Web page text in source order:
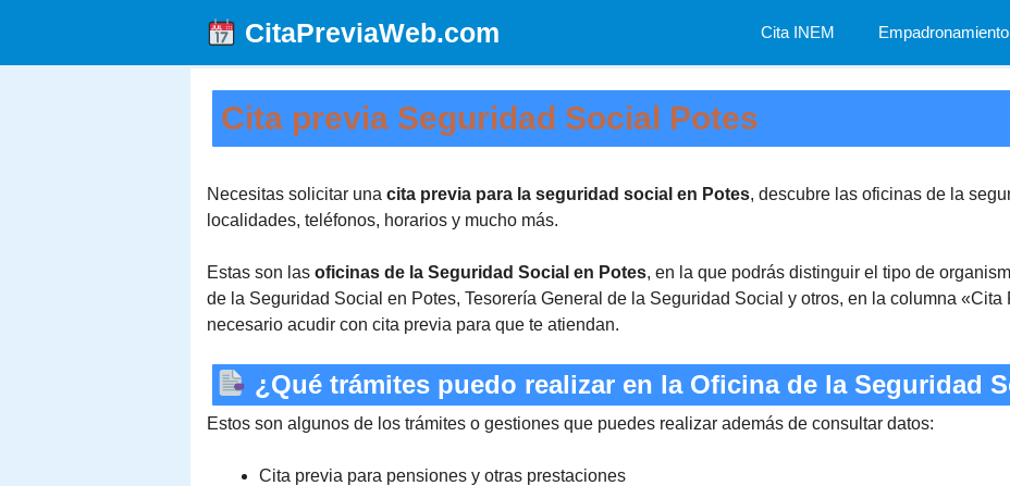
contenido
CitaPreviaWeb.com Cita INEM Empadronamiento
Cita previa Seguridad Social Potes
Necesitas solicitar una cita previa para la seguridad social en Potes, descubre las oficinas de la
localidades, teléfonos, horarios y mucho más.
Estas son las oficinas de la Seguridad Social en Potes, en la que podrás distinguir el tipo de
de la Seguridad Social en Potes, Tesorería General de la Seguridad Social y otros, en la columna «Cita
necesario acudir con cita previa para que te atiendan.
¿Qué trámites puedo realizar en la Oficina de la Seguridad
Estos son algunos de los trámites o gestiones que puedes realizar además de consultar datos:
Cita previa para pensiones y otras prestaciones